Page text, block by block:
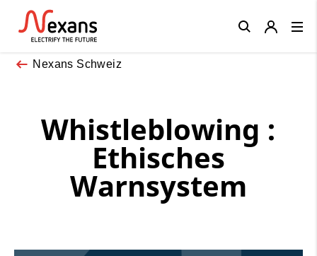
Nexans Schweiz
Whistleblowing :
Ethisches
Warnsystem
Close